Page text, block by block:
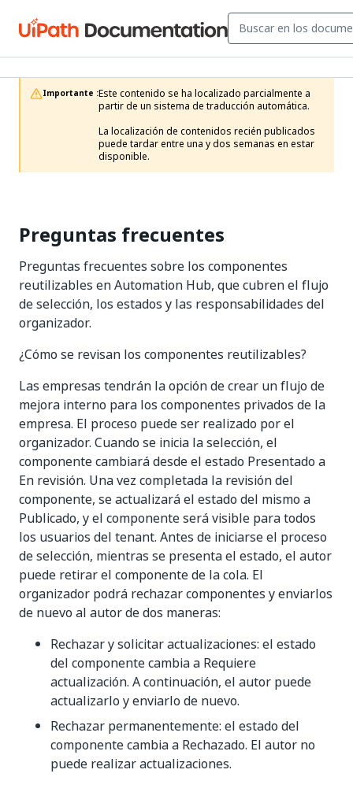
Importante :Este contenido se ha localizado parcialmente a
partir de un sistema de traducción automática.
La localización de contenidos recién publicados
puede tardar entre una y dos semanas en estar
disponible.
Preguntas frecuentes
Preguntas frecuentes sobre los componentes
reutilizables en Automation Hub, que cubren el flujo
de selección, los estados y las responsabilidades del
organizador.
¿Cómo se revisan los componentes reutilizables?
Las empresas tendrán la opción de crear un flujo de
mejora interno para los componentes privados de la
empresa. El proceso puede ser realizado por el
organizador. Cuando se inicia la selección, el
componente cambiará desde el estado Presentado a
En revisión. Una vez completada la revisión del
componente, se actualizará el estado del mismo a
Publicado, y el componente será visible para todos
los usuarios del tenant. Antes de iniciarse el proceso
de selección, mientras se presenta el estado, el autor
puede retirar el componente de la cola. El
organizador podrá rechazar componentes y enviarlos
de nuevo al autor de dos maneras:
Rechazar y solicitar actualizaciones: el estado
del componente cambia a Requiere
actualización. A continuación, el autor puede
actualizarlo y enviarlo de nuevo.
Rechazar permanentemente: el estado del
componente cambia a Rechazado. El autor no
puede realizar actualizaciones.